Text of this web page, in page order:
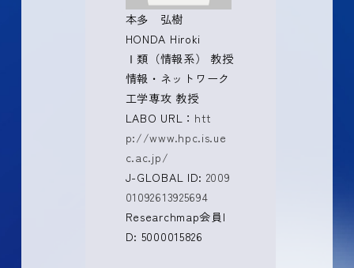
本多 弘樹
HONDA Hiroki
Ⅰ類（情報系） 教授
情報・ネットワーク
工学専攻 教授
LABO URL： htt
p://www.hpc.is.ue
c.ac.jp/
J-GLOBAL ID: 2009
01092613925694
Researchmap会員I
D: 5000015826